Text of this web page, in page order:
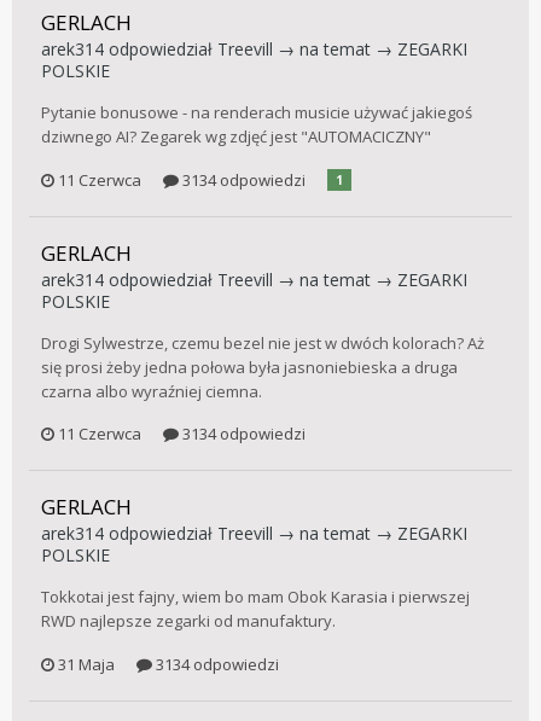
GERLACH
arek314 odpowiedział Treevill → na temat → ZEGARKI
POLSKIE
Pytanie bonusowe - na renderach musicie używać jakiegoś
dziwnego AI? Zegarek wg zdjęć jest "AUTOMACICZNY"
11 Czerwca
3134 odpowiedzi 1
GERLACH
arek314 odpowiedział Treevill → na temat → ZEGARKI
POLSKIE
Drogi Sylwestrze, czemu bezel nie jest w dwóch kolorach? Aż
się prosi żeby jedna połowa była jasnoniebieska a druga
czarna albo wyraźniej ciemna.
11 Czerwca
3134 odpowiedzi
GERLACH
arek314 odpowiedział Treevill → na temat → ZEGARKI
POLSKIE
Tokkotai jest fajny, wiem bo mam Obok Karasia i pierwszej
RWD najlepsze zegarki od manufaktury.
31 Maja
3134 odpowiedzi